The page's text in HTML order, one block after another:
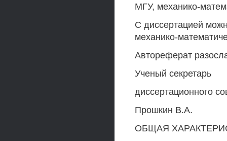
МГУ, механико-
С диссертацией
механико-
Автореферат
Ученый секретарь
диссертационного
Прошкин В.А.
ОБЩАЯ